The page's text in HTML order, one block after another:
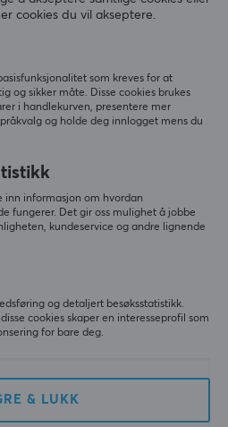
ensfargede gløden på
vise den tildelte fargen for
- Blue Fade
bra ut
cookies du vil akseptere.
som kreves for at
og sikker måte. Disse cookies brukes
i handlekurven, presentere mer
og holde deg innlogget mens du
inn informasjon om hvordan
fungerer. Det gir oss mulighet å jobbe
kundeservice og andre lignende
og detaljert besøksstatistikk.
cookies skaper en interesseprofil som
for bare deg.
& LUKK